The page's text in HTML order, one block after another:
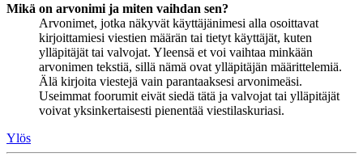
Mikä on arvonimi ja miten vaihdan sen?
Arvonimet, jotka näkyvät käyttäjänimesi alla osoittavat
kirjoittamiesi viestien määrän tai tietyt käyttäjät, kuten
ylläpitäjät tai valvojat. Yleensä et voi vaihtaa minkään
arvonimen tekstiä, sillä nämä ovat ylläpitäjän määrittelemiä.
Älä kirjoita viestejä vain parantaaksesi arvonimeäsi.
Useimmat foorumit eivät siedä tätä ja valvojat tai ylläpitäjät
voivat yksinkertaisesti pienentää viestilaskuriasi.
Ylös